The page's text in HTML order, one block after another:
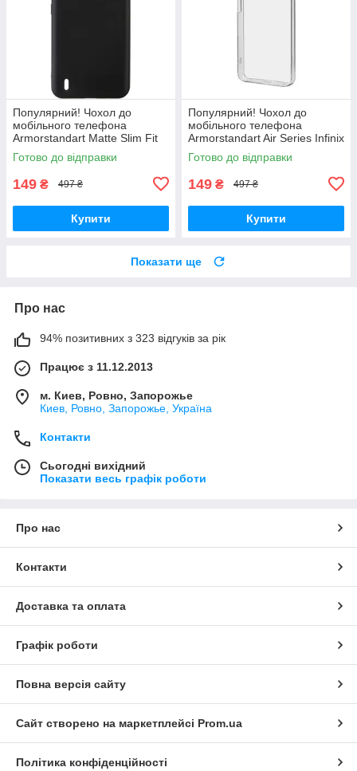
Популярний! Чохол до
мобільного телефона
Armorstandart Matte Slim Fit
Nokia С21 Plus Black
(ARM62194) - Краща якість
Готово до відправки
149 ₴ 497 ₴
Купити
Популярний! Чохол до
мобільного телефона
Armorstandart Air Series Infinix
Hot 30i (X669) / Hot 30i NFC
(X669D) Camera cover
Готово до відправки
149 ₴ 497 ₴
Купити
Показати ще
Про нас
94% позитивних з 323 відгуків за рік
Працює з 11.12.2013
м. Киев, Ровно, Запорожье
Киев, Ровно, Запорожье, Україна
Контакти
Сьогодні вихідний
Показати весь графік роботи
Про нас
Контакти
Доставка та оплата
Графік роботи
Повна версія сайту
Сайт створено на маркетплейсі Prom.ua
Політика конфіденційності